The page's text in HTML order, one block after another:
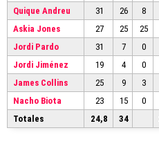
Quique Andreu
31 26 8
Askia Jones
27 25 25
Jordi Pardo
31 7 0
Jordi Jiménez
19 4 0
James Collins
25 9 3
Nacho Biota
23 15 0
Totales
24,8 34